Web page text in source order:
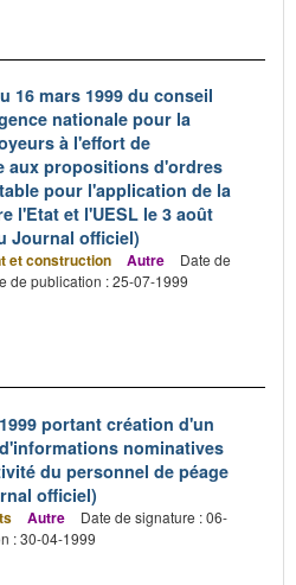
16 mars 1999 du conseil
nationale pour la
à l'effort de
aux propositions d'ordres
pour l'application de la
l'Etat et l'UESL le 3 août
Journal officiel)
et construction Autre
Date de
de publication : 25-07-1999
portant création d'un
nominatives
du personnel de péage
officiel)
Autre
Date de signature : 06-
: 30-04-1999